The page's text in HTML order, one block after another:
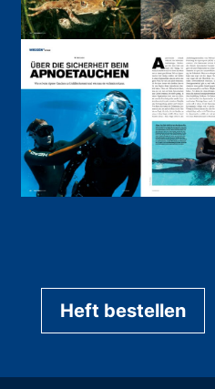
Heft bestellen